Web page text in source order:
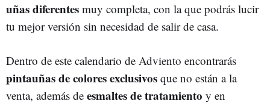
uñas diferentes muy completa, con la que podrás lucir
tu mejor versión sin necesidad de salir de casa.
Dentro de este calendario de Adviento encontrarás
pintauñas de colores exclusivos que no están a la
venta, además de esmaltes de tratamiento y en